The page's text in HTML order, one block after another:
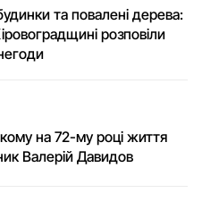
та повалені дерева:
розповіли
на 72-му році життя
Валерій Давидов